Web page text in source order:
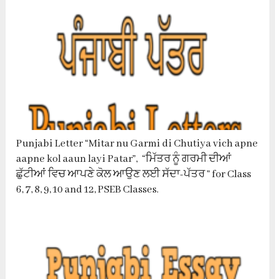
Punjabi Letter “Mitar nu Garmi di Chutiya vich apne
aapne kol aaun layi Patar”, “ਮਿੱਤਰ ਨੂੰ ਗਰਮੀ ਦੀਆਂ
ਛੁੱਟੀਆਂ ਵਿਚ ਆਪਣੇ ਕੋਲ ਆਉਣ ਲਈ ਸੱਦਾ-ਪੱਤਰ ” for Class
6, 7, 8, 9, 10 and 12, PSEB Classes.